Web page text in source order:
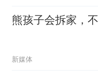
熊孩子会拆家，
新媒体